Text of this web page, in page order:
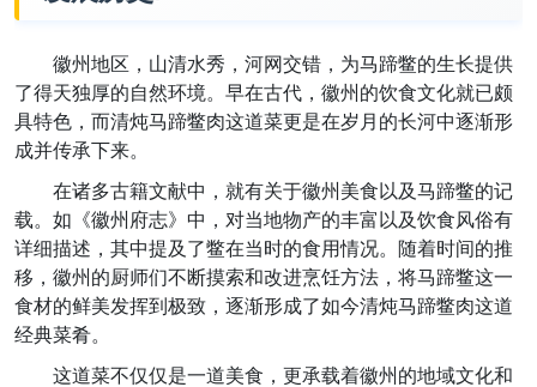
徽州地区，山清水秀，河网交错，为马蹄鳖的生长提供
了得天独厚的自然环境。早在古代，徽州的饮食文化就已颇
具特色，而清炖马蹄鳖肉这道菜更是在岁月的长河中逐渐形
成并传承下来。
在诸多古籍文献中，就有关于徽州美食以及马蹄鳖的记
载。如《徽州府志》中，对当地物产的丰富以及饮食风俗有
详细描述，其中提及了鳖在当时的食用情况。随着时间的推
移，徽州的厨师们不断摸索和改进烹饪方法，将马蹄鳖这一
食材的鲜美发挥到极致，逐渐形成了如今清炖马蹄鳖肉这道
经典菜肴。
这道菜不仅仅是一道美食，更承载着徽州的地域文化和